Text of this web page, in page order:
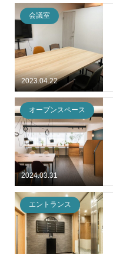
2023.04.22
会議室
2024.03.31
オープンスペース
エントランス